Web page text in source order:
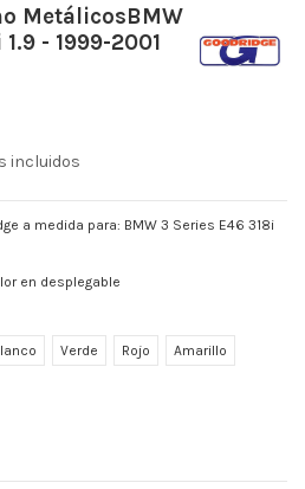
MetálicosBMW
- 1999-2001
incluidos
a medida para: BMW 3 Series E46 318i
en desplegable
Verde Rojo Amarillo